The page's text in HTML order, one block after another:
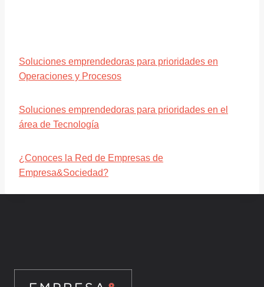
Soluciones emprendedoras para prioridades en
Operaciones y Procesos
Soluciones emprendedoras para prioridades en el
área de Tecnología
¿Conoces la Red de Empresas de
Empresa&Sociedad?